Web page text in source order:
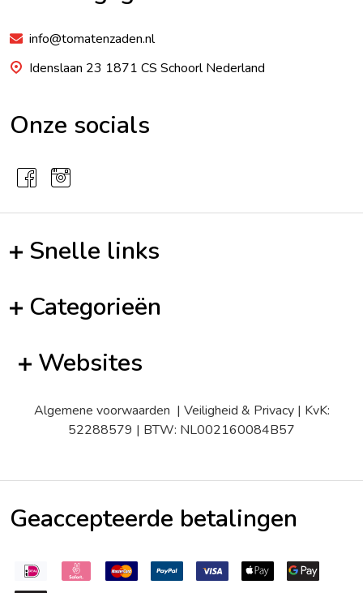
info@tomatenzaden.nl
Idenslaan 23 1871 CS Schoorl Nederland
Onze socials
Snelle links
Categorieën
Websites
Algemene voorwaarden | Veiligheid & Privacy| KvK:
52288579 | BTW: NL002160084B57
Geaccepteerde betalingen